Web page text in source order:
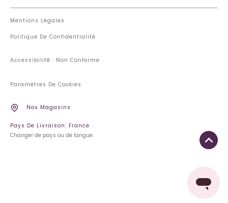
Mentions Légales
Politique De Confidentialité
Accessibilité : Non Conforme
Paramètres De Cookies
Nos Magasins
Pays De Livraison: France
Changer de pays ou de langue